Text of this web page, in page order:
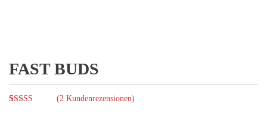
FAST BUDS
(2 Kundenrezensionen)